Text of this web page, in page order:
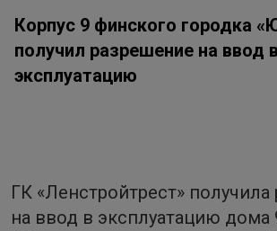
Корпус 9 финского городка
получил разрешение на ввод в
эксплуатацию
ГК «Ленстройтрест»
на ввод в эксплуатацию дома